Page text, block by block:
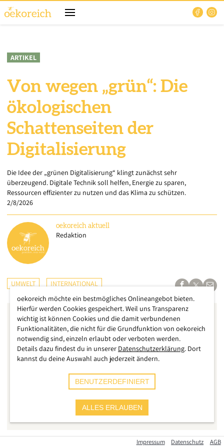
ARTIKEL
Von wegen „grün“: Die
ökologischen
Schattenseiten der
Digitalisierung
Die Idee der „grünen Digitalisierung“ klingt zunächst sehr
überzeugend. Digitale Technik soll helfen, Energie zu sparen,
Ressourcen effizienter zu nutzen und das Klima zu schützen.
2/8/2026
oekoreich aktuell
Redaktion
UMWELT INTERNATIONAL
Impressum Datenschutz AGB
oekoreich möchte ein bestmögliches Onlineangebot bieten.
Hierfür werden Cookies gespeichert. Weil uns Transparenz
wichtig ist können Cookies und die damit verbundenen
Funktionalitäten, die nicht für die Grundfunktion von oekoreich
notwendig sind, einzeln erlaubt oder verboten werden.
Details dazu findest du in unserer Datenschutzerklärung. Dort
kannst du deine Auswahl auch jederzeit ändern.
BENUTZERDEFINIERT
ALLES ERLAUBEN